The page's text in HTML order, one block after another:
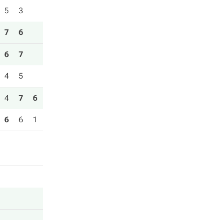
5 3
7 6
6 7
4 5
4 7 6
6 6 1